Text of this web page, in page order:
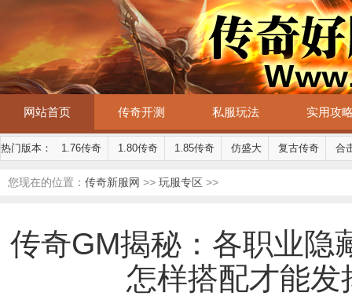
网站首页 传奇开测 私服玩法 实用攻
热门版本： 1.76传奇 1.80传奇 1.85传奇 仿盛大 复古传奇 合
您现在的位置： 传奇新服网 >> 玩服专区 >>
传奇GM揭秘：各职业隐
怎样搭配才能发